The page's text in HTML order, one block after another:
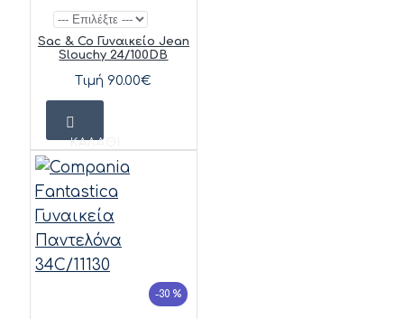
Sac & Co Γυναικείο Jean
Slouchy 24/100DB
Τιμή 90.00€
ΚΑΛΆΘΙ
-30 %